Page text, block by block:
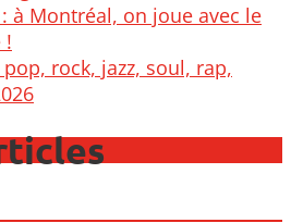
à Montréal, on joue avec le
!
rock, jazz, soul, rap,